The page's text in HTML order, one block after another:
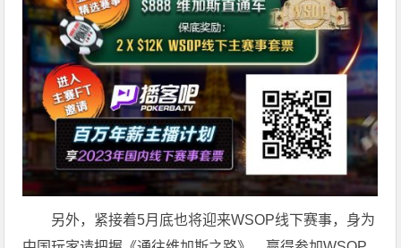
另外，紧接着5月底也将迎来WSOP线下赛事，身为